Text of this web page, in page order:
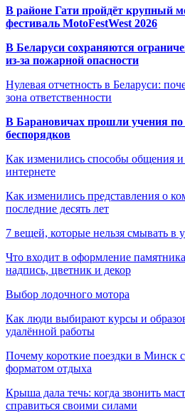
В районе Гати пройдёт крупный
фестиваль MotoFestWest 2026
В Беларуси сохраняются
из-за пожарной опасности
Нулевая отчетность в Беларуси:
зона ответственности
В Барановичах прошли учения по
беспорядков
Как изменились способы общения
интернете
Как изменились представления о
последние десять лет
7 вещей, которые нельзя смывать в
Что входит в оформление
надпись, цветник и декор
Выбор лодочного мотора
Как люди выбирают курсы и
удалённой работы
Почему короткие поездки в Минск
форматом отдыха
Крыша дала течь: когда звонить
справиться своими силами